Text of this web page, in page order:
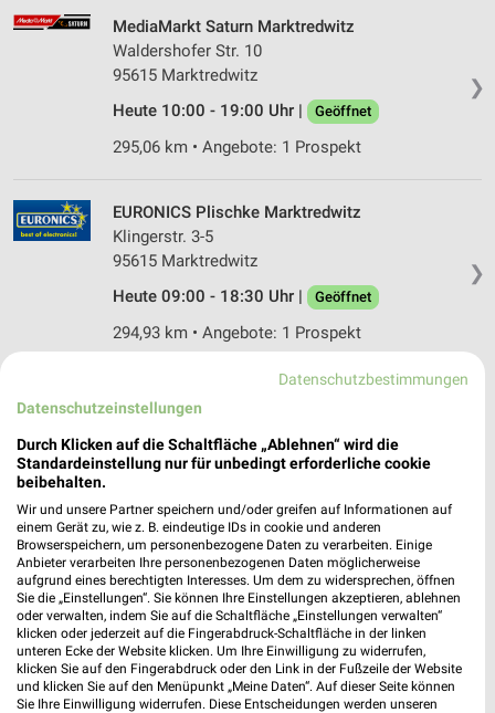
❯
MediaMarkt Saturn Marktredwitz
Waldershofer Str. 10
95615 Marktredwitz
Heute 10:00 - 19:00 Uhr |
Geöffnet
295,06 km • Angebote: 1 Prospekt
❯
EURONICS Plischke Marktredwitz
Klingerstr. 3-5
95615 Marktredwitz
Heute 09:00 - 18:30 Uhr |
Geöffnet
294,93 km • Angebote: 1 Prospekt
EURONICS Tanzhaus Marktredwitz
95615 Marktredwitz
Geöffnet
294,80 km • Angebote: 1 Prospekt
EURONICS Hofmann Münchberg
Bahnhofstrasse 14
95213 Münchberg
Heute 09:00 - 19:00 Uhr |
Geöffnet
Datenschutzbestimmungen
Datenschutzeinstellungen
Durch Klicken auf die Schaltfläche „Ablehnen“ wird die
Standardeinstellung nur für unbedingt erforderliche cookie
beibehalten.
Wir und unsere Partner speichern und/oder greifen auf Informationen auf
einem Gerät zu, wie z. B. eindeutige IDs in cookie und anderen
Browserspeichern, um personenbezogene Daten zu verarbeiten. Einige
Anbieter verarbeiten Ihre personenbezogenen Daten möglicherweise
aufgrund eines berechtigten Interesses. Um dem zu widersprechen, öffnen
Sie die „Einstellungen“. Sie können Ihre Einstellungen akzeptieren, ablehnen
oder verwalten, indem Sie auf die Schaltfläche „Einstellungen verwalten“
klicken oder jederzeit auf die Fingerabdruck-Schaltfläche in der linken
unteren Ecke der Website klicken. Um Ihre Einwilligung zu widerrufen,
klicken Sie auf den Fingerabdruck oder den Link in der Fußzeile der Website
und klicken Sie auf den Menüpunkt „Meine Daten“. Auf dieser Seite können
Sie Ihre Einwilligung widerrufen. Diese Entscheidungen werden unseren